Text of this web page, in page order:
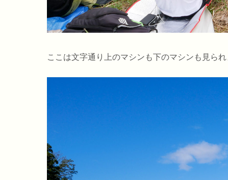
ここは文字通り上のマシンも下のマシンも見ら